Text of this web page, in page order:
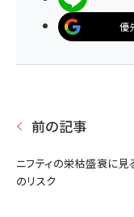
優
前の記事
ニフティの栄枯盛衰に見
のリスク